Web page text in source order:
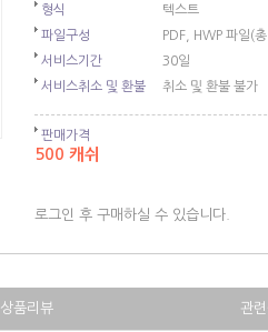
형식
텍스트
파일구성
PDF, HWP 파일(
서비스기간
30일
서비스취소 및 환불
취소 및 환불 불가
판매가격
500 캐쉬
로그인 후 구매하실 수 있습니다.
상품리뷰 관